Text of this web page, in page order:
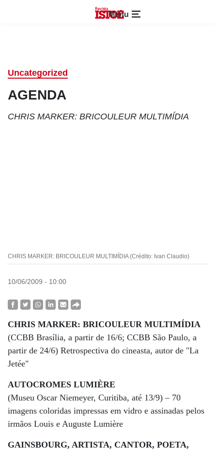
Menu
Uncategorized
AGENDA
CHRIS MARKER: BRICOULEUR MULTIMÍDIA
CHRIS MARKER: BRICOULEUR MULTIMÍDIA (Crédito: Ivan Claudio)
10/06/2009 - 10:00
CHRIS MARKER: BRICOULEUR MULTIMÍDIA
(CCBB Brasília, a partir de 16/6; CCBB São Paulo, a
partir de 24/6) Retrospectiva do cineasta, autor de "La
Jetée"
AUTOCROMES LUMIÈRE
(Museu Oscar Niemeyer, Curitiba, até 13/9) – 70
imagens coloridas impressas em vidro e assinadas pelos
irmãos Louis e Auguste Lumière
GAINSBOURG, ARTISTA, CANTOR, POETA,